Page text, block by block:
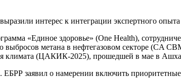
интерес к интеграции экспертного
«Единое здоровье» (One Health),
метана в нефтегазовом секторе (CA
климата (ЦАКИК-2025), прошедшей в мае в
ЕБРР заявил о намерении включить